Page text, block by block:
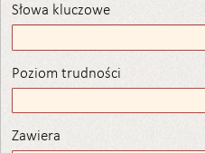
Słowa kluczowe
Poziom trudności
trudności
Zawiera